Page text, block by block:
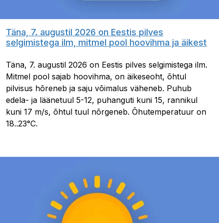
Täna, 7. augustil 2026 on Eestis pilves
selgimistega ilm, mitmel pool hoovihma ja äikest
Täna, 7. augustil 2026 on Eestis pilves selgimistega ilm.
Mitmel pool sajab hoovihma, on äikeseoht, õhtul
pilvisus hõreneb ja saju võimalus väheneb. Puhub
edela- ja läänetuul 5-12, puhanguti kuni 15, rannikul
kuni 17 m/s, õhtul tuul nõrgeneb. Õhutemperatuur on
18..23°C.